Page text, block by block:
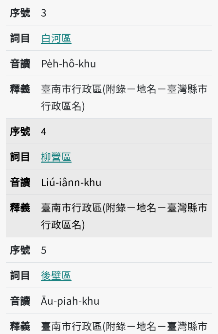
序號3白河區
序號
3
詞目
白河區
音讀
Pe̍h-hô-khu
釋義
臺南市行政區(附錄－地名－臺灣縣市
行政區名)
序號4柳營區
序號
4
詞目
柳營區
音讀
Liú-iânn-khu
釋義
臺南市行政區(附錄－地名－臺灣縣市
行政區名)
序號5後壁區
序號
5
詞目
後壁區
音讀
Āu-piah-khu
釋義
臺南市行政區(附錄－地名－臺灣縣市